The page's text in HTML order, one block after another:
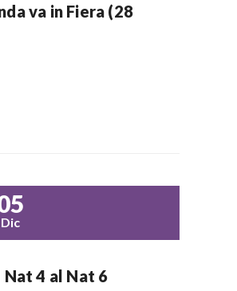
va in Fiera (28
Dic
Nat 4 al Nat 6